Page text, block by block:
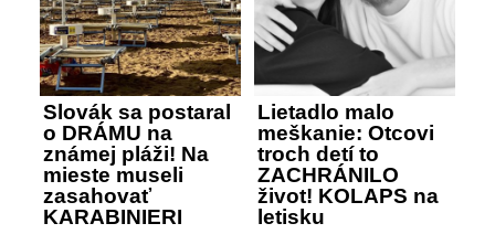
Slovák sa postaral
o DRÁMU na
známej pláži! Na
mieste museli
zasahovať
KARABINIERI
Lietadlo malo
meškanie: Otcovi
troch detí to
ZACHRÁNILO
život! KOLAPS na
letisku